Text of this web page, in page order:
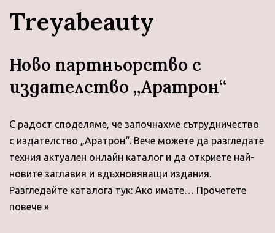
Treyabeauty
Новo партньорство с
издателство „Аратрон“
С радост споделяме, че започнахме сътрудничество
с издателство „Аратрон“. Вече можете да разгледате
техния актуален онлайн каталог и да откриете най-
новите заглавия и вдъхновяващи издания.
Разгледайте каталога тук: Ако имате… Прочетете
повече »